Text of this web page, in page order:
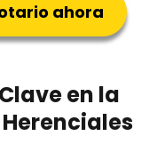
ahora
en la